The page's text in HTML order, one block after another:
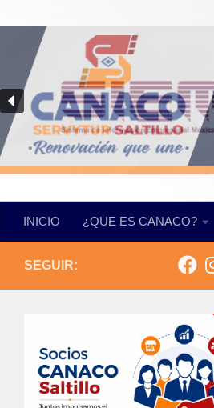
INICIO ¿QUE ES CANACO?
SEGUIR: